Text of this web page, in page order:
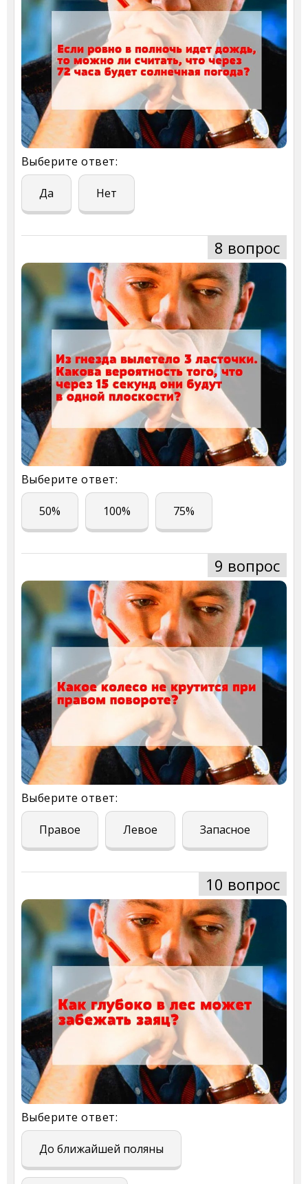
Выберите ответ:
Да Нет
8 вопрос
Выберите ответ:
50% 100% 75%
9 вопрос
Выберите ответ:
Правое Левое Запасное
10 вопрос
Выберите ответ:
До ближайшей поляны